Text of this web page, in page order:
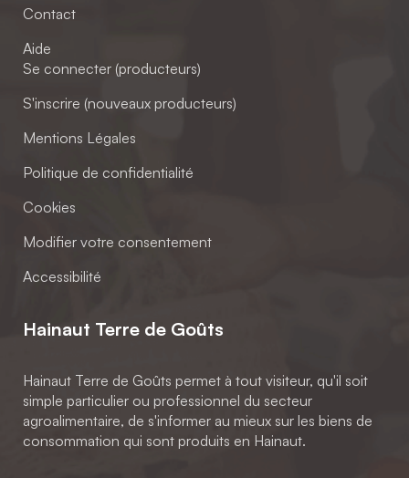
Contact
Aide
Se connecter (producteurs)
S'inscrire (nouveaux producteurs)
Mentions Légales
Politique de confidentialité
Cookies
Modifier votre consentement
Accessibilité
Hainaut Terre de Goûts
Hainaut Terre de Goûts permet à tout visiteur, qu'il soit
simple particulier ou professionnel du secteur
agroalimentaire, de s'informer au mieux sur les biens de
consommation qui sont produits en Hainaut.